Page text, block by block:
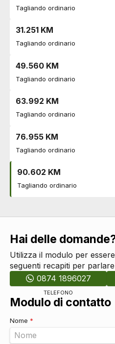
Poggiatesta
Poggiatesta posteriori
Airbag frontali
Airbag guida
Esc / electronic stability control
Airbag laterali anteriori e posteriori
Vetri
Tagliando ordinario
31.251 KM
Tagliando ordinario
49.560 KM
Tagliando ordinario
63.992 KM
Tagliando ordinario
76.955 KM
Tagliando ordinario
90.602 KM
Tagliando ordinario
Hai delle
Utilizza il modulo per
seguenti recapiti per
0874 1896027
TELEFONO
Modulo di contatto
Nome *